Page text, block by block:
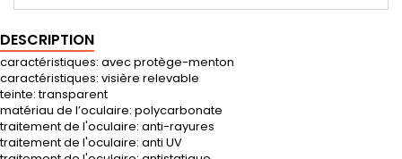
DESCRIPTION
caractéristiques: avec protège-menton
caractéristiques: visière relevable
teinte: transparent
matériau de l’oculaire: polycarbonate
traitement de l'oculaire: anti-rayures
traitement de l'oculaire: anti UV